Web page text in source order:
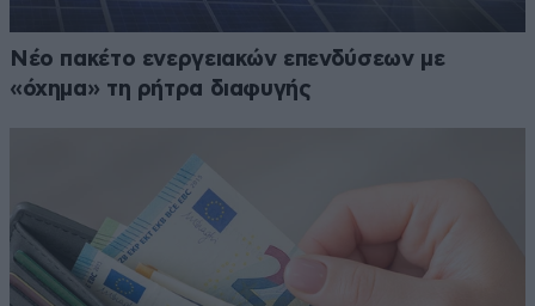
Νέο πακέτο ενεργειακών επενδύσεων με
«όχημα» τη ρήτρα διαφυγής